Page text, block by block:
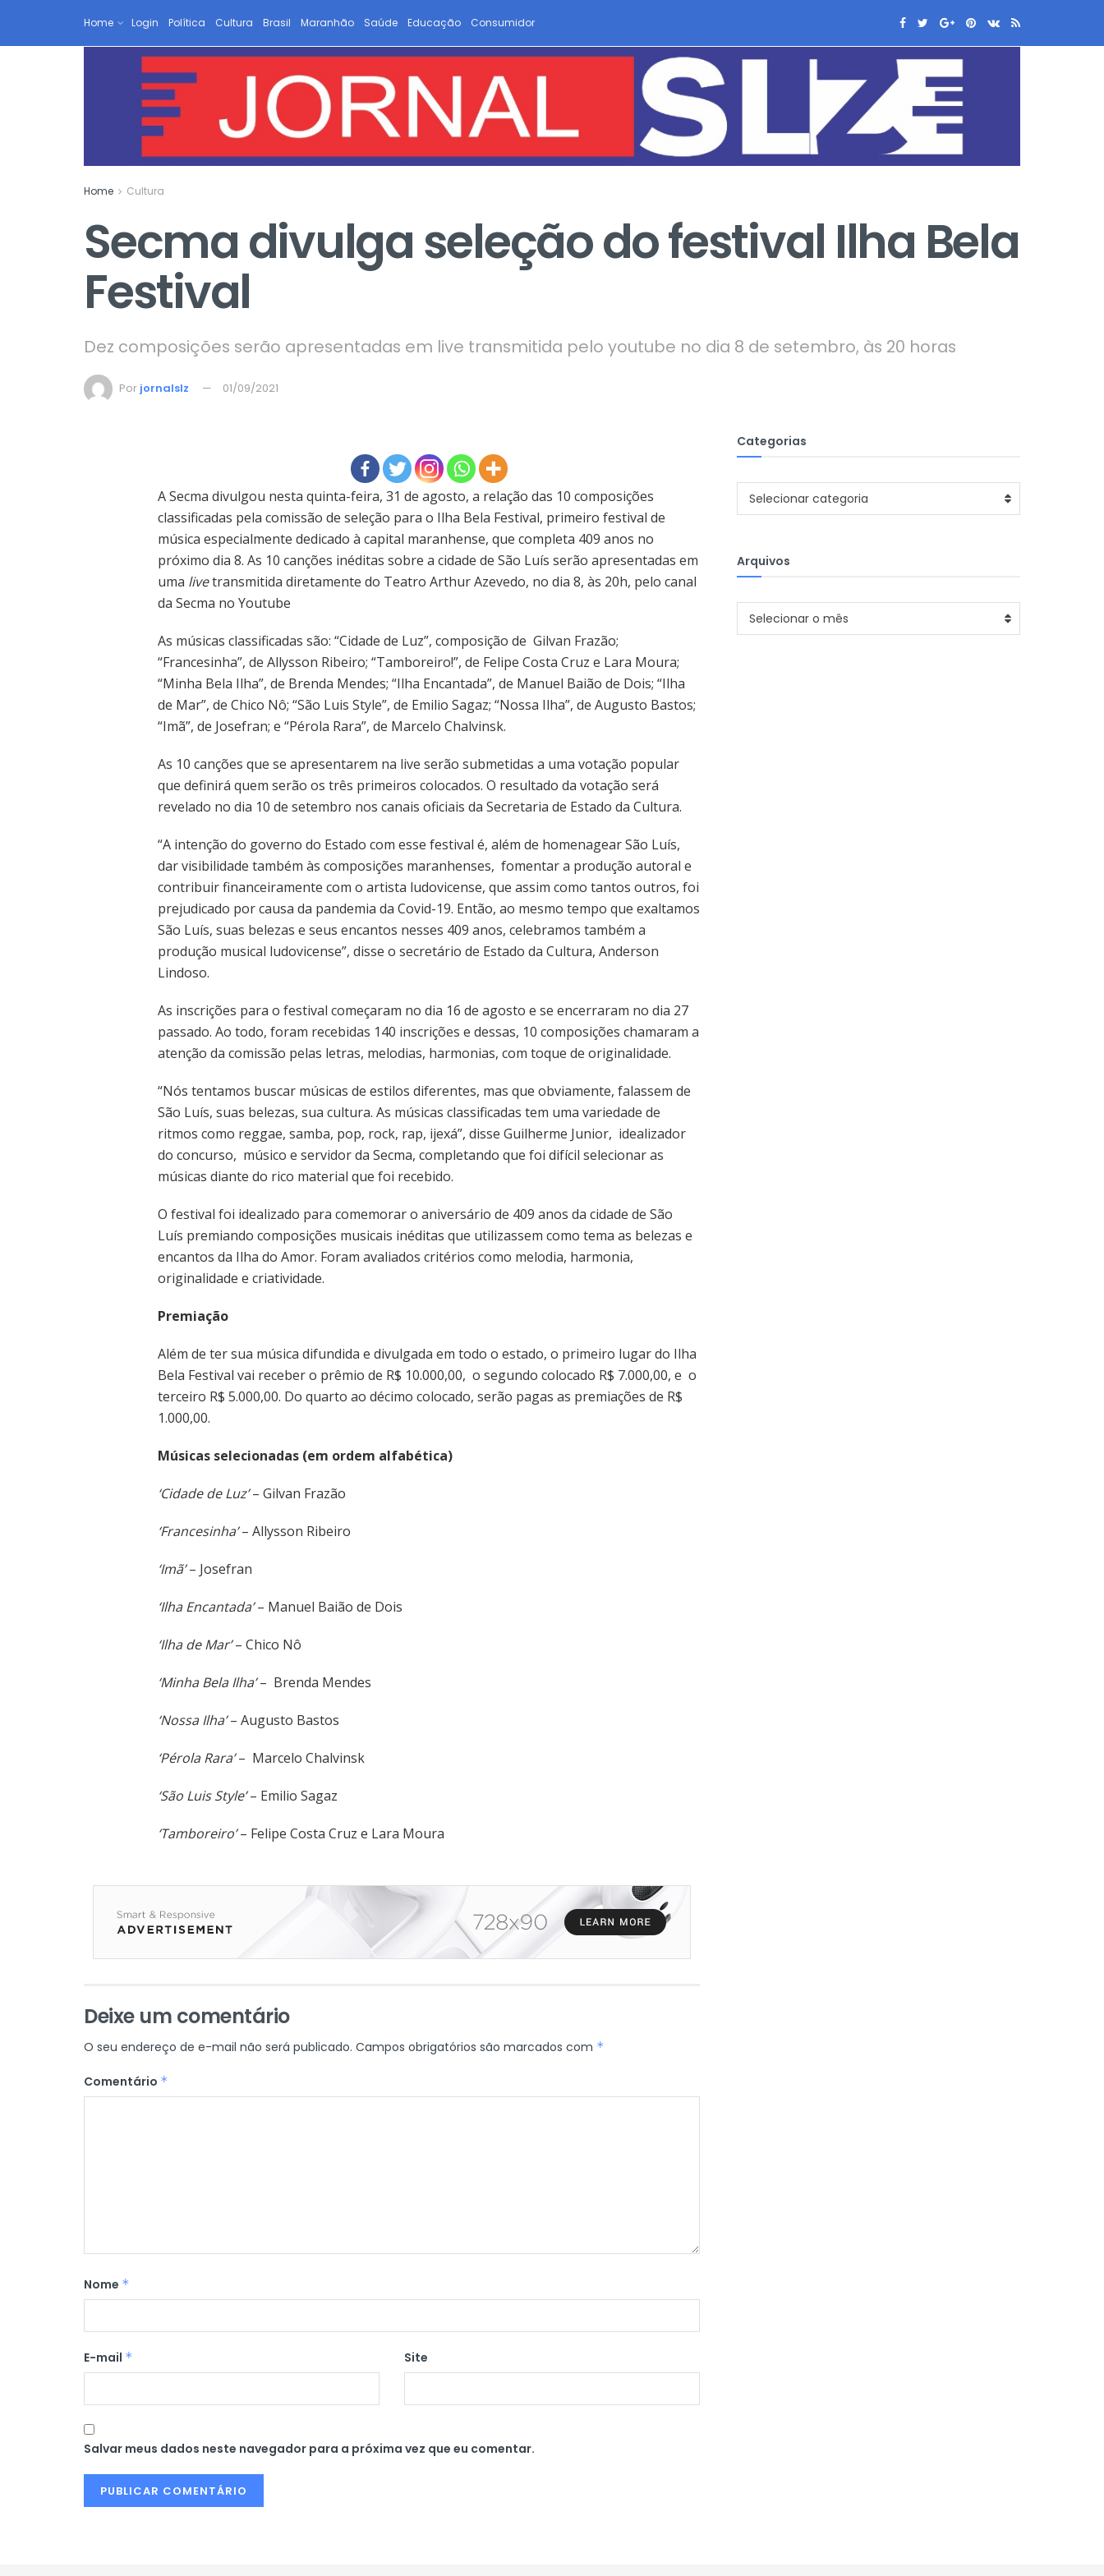
Home Login Política Cultura Brasil Maranhão Saúde Educação Consumidor
Home Cultura
Secma divulga seleção do festival Ilha Bela
Festival
Dez composições serão apresentadas em live transmitida pelo youtube no dia 8 de setembro, às 20 horas
Por jornalslz 01/09/2021
A Secma divulgou nesta quinta-feira, 31 de agosto, a relação das 10 composições
classificadas pela comissão de seleção para o Ilha Bela Festival, primeiro festival de
música especialmente dedicado à capital maranhense, que completa 409 anos no
próximo dia 8. As 10 canções inéditas sobre a cidade de São Luís serão apresentadas em
uma livetransmitida diretamente do Teatro Arthur Azevedo, no dia 8, às 20h, pelo canal
da Secma no Youtube
As músicas classificadas são: “Cidade de Luz”, composição de Gilvan Frazão;
“Francesinha”, de Allysson Ribeiro; “Tamboreiro!”, de Felipe Costa Cruz e Lara Moura;
“Minha Bela Ilha”, de Brenda Mendes; “Ilha Encantada”, de Manuel Baião de Dois; “Ilha
de Mar”, de Chico Nô; “São Luis Style”, de Emilio Sagaz; “Nossa Ilha”, de Augusto Bastos;
“Imã”, de Josefran; e “Pérola Rara”, de Marcelo Chalvinsk.
As 10 canções que se apresentarem na live serão submetidas a uma votação popular
que definirá quem serão os três primeiros colocados. O resultado da votação será
revelado no dia 10 de setembro nos canais oficiais da Secretaria de Estado da Cultura.
“A intenção do governo do Estado com esse festival é, além de homenagear São Luís,
dar visibilidade também às composições maranhenses, fomentar a produção autoral e
contribuir financeiramente com o artista ludovicense, que assim como tantos outros, foi
prejudicado por causa da pandemia da Covid-19. Então, ao mesmo tempo que exaltamos
São Luís, suas belezas e seus encantos nesses 409 anos, celebramos também a
produção musical ludovicense”, disse o secretário de Estado da Cultura, Anderson
Lindoso.
As inscrições para o festival começaram no dia 16 de agosto e se encerraram no dia 27
passado. Ao todo, foram recebidas 140 inscrições e dessas, 10 composições chamaram a
atenção da comissão pelas letras, melodias, harmonias, com toque de originalidade.
“Nós tentamos buscar músicas de estilos diferentes, mas que obviamente, falassem de
São Luís, suas belezas, sua cultura. As músicas classificadas tem uma variedade de
ritmos como reggae, samba, pop, rock, rap, ijexá”, disse Guilherme Junior, idealizador
do concurso, músico e servidor da Secma, completando que foi difícil selecionar as
músicas diante do rico material que foi recebido.
O festival foi idealizado para comemorar o aniversário de 409 anos da cidade de São
Luís premiando composições musicais inéditas que utilizassem como tema as belezas e
encantos da Ilha do Amor. Foram avaliados critérios como melodia, harmonia,
originalidade e criatividade.
Premiação
Além de ter sua música difundida e divulgada em todo o estado, o primeiro lugar do Ilha
Bela Festival vai receber o prêmio de R$ 10.000,00, o segundo colocado R$ 7.000,00, e o
terceiro R$ 5.000,00. Do quarto ao décimo colocado, serão pagas as premiações de R$
1.000,00.
Músicas selecionadas (em ordem alfabética)
‘Cidade de Luz’– Gilvan Frazão
‘Francesinha’– Allysson Ribeiro
‘Imã’– Josefran
‘Ilha Encantada’– Manuel Baião de Dois
‘Ilha de Mar’– Chico Nô
‘Minha Bela Ilha’– Brenda Mendes
‘Nossa Ilha’– Augusto Bastos
‘Pérola Rara’– Marcelo Chalvinsk
‘São Luis Style’– Emilio Sagaz
‘Tamboreiro’– Felipe Costa Cruz e Lara Moura
Deixe um comentário
O seu endereço de e-mail não será publicado. Campos obrigatórios são marcados com *
Comentário *
Nome *
E-mail * Site
Salvar meus dados neste navegador para a próxima vez que eu comentar.
Categorias
Categorias
Selecionar categoria
Arquivos
Arquivos
Selecionar o mês